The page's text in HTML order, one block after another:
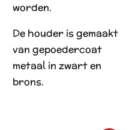
worden.
De houder is gemaakt
van gepoedercoat
metaal in zwart en
brons.